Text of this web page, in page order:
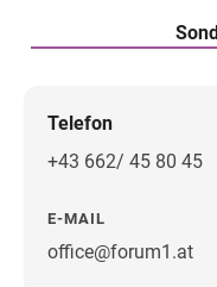
Telefon
+43 662/ 45 80 45
E-MAIL
office@forum1.at